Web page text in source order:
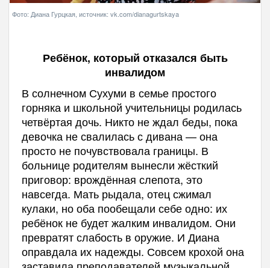
Фото: Диана Гурцкая, источник: vk.com/dianagurtskaya
Ребёнок, который отказался быть
инвалидом
В солнечном Сухуми в семье простого
горняка и школьной учительницы родилась
четвёртая дочь. Никто не ждал беды, пока
девочка не свалилась с дивана — она
просто не почувствовала границы. В
больнице родителям вынесли жёсткий
приговор: врождённая слепота, это
навсегда. Мать рыдала, отец сжимал
кулаки, но оба пообещали себе одно: их
ребёнок не будет жалким инвалидом. Они
превратят слабость в оружие. И Диана
оправдала их надежды. Совсем крохой она